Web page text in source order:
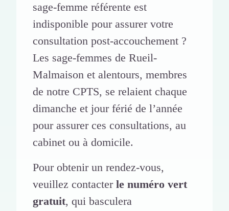
sage-femme référente est
indisponible pour assurer votre
consultation post-accouchement ?
Les sage-femmes de Rueil-
Malmaison et alentours, membres
de notre CPTS, se relaient chaque
dimanche et jour férié de l’année
pour assurer ces consultations, au
cabinet ou à domicile.
Pour obtenir un rendez-vous,
veuillez contacter le numéro vert
gratuit, qui basculera